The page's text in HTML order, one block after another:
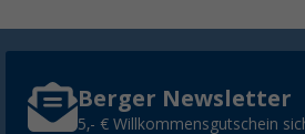
Berger Newsletter
5,- € Willkommensgutschein